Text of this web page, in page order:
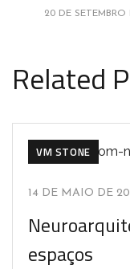
20 DE SETEMBRO
Related
VM STONE
14 DE MAIO DE
espaços